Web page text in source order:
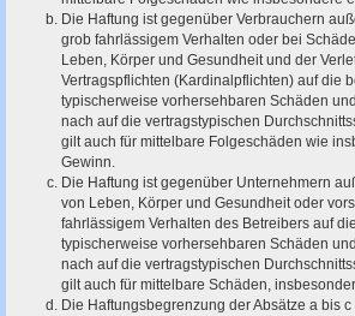
Die Haftung ist gegenüber Verbrauchern
grob fahrlässigem Verhalten oder bei
Leben, Körper und Gesundheit und der
Vertragspflichten (Kardinalpflichten) auf die
typischerweise vorhersehbaren Schäden
nach auf die vertragstypischen
gilt auch für mittelbare Folgeschäden wie
Gewinn.
Die Haftung ist gegenüber Unternehmern
von Leben, Körper und Gesundheit oder
fahrlässigem Verhalten des Betreibers auf
typischerweise vorhersehbaren Schäden
nach auf die vertragstypischen
gilt auch für mittelbare Schäden,
Die Haftungsbegrenzung der Absätze a bis